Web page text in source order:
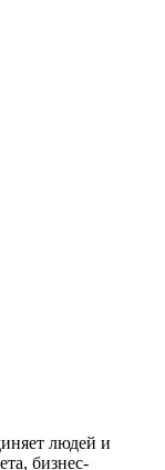
людей и
бизнес-